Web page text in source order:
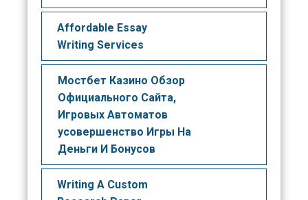
Affordable Essay
Writing Services
Mocтбeт Кaзинo Oбзop
Oфициaльнoгo Caйтa,
Игpoвыx Aвтoмaтoв
усовершенство Игpы Нa
Дeньги И Бoнуcoв
Writing A Custom